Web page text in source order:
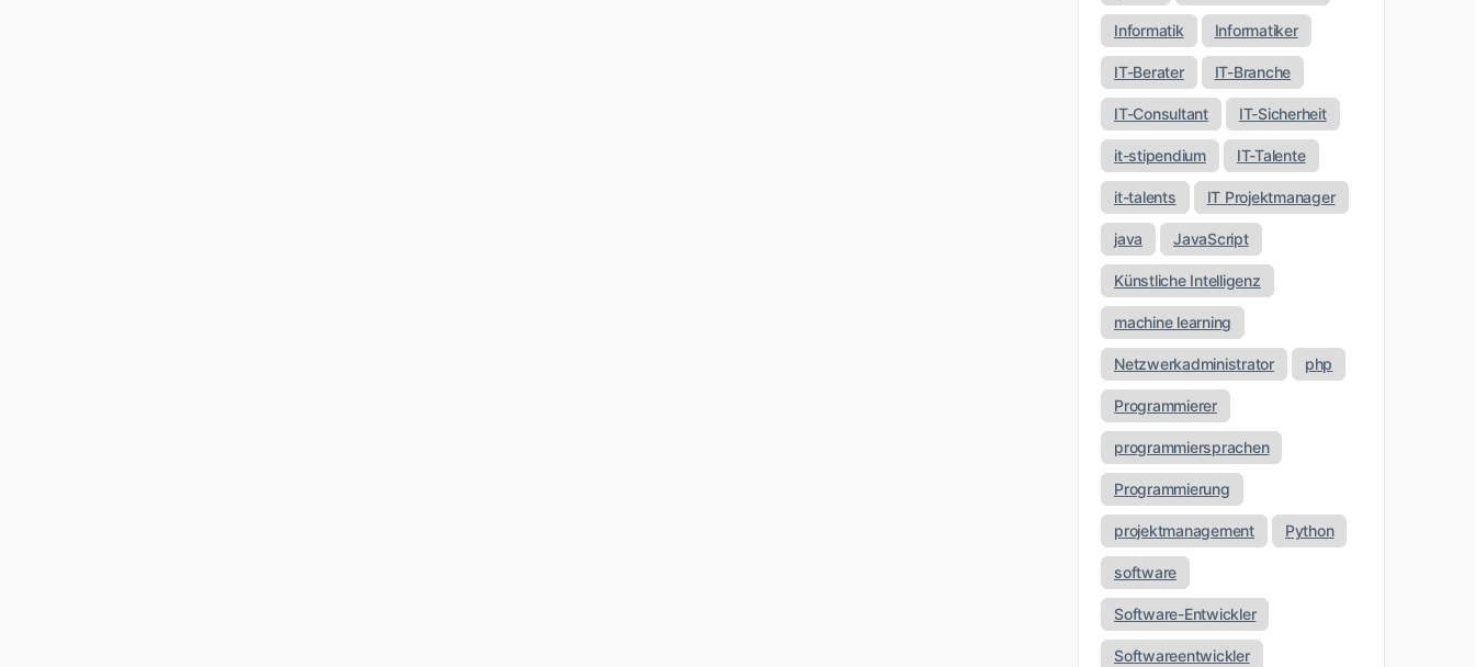
Informatik Informatiker
IT-Berater IT-Branche
IT-Consultant IT-Sicherheit
it-stipendium IT-Talente
it-talents IT Projektmanager
java JavaScript
Künstliche Intelligenz
machine learning
Netzwerkadministrator php
Programmierer
programmiersprachen
Programmierung
projektmanagement Python
software
Software-Entwickler
Softwareentwickler